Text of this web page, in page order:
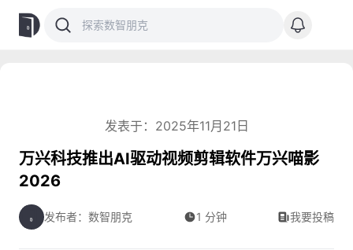
发表于：2025年11月21日
万兴科技推出AI驱动视频剪辑软件万兴喵影
2026
发布者：数智朋克 1 分钟 我要投稿